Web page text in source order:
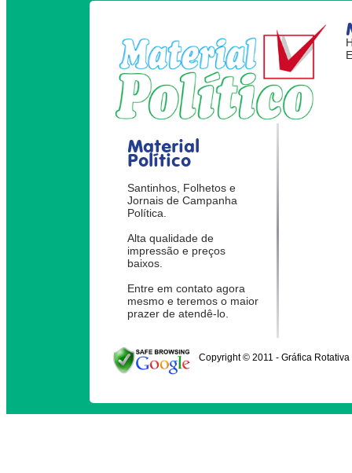
Material
Político
Santinhos, Folhetos e
Jornais de Campanha
Política.
Alta qualidade de
impressão e preços
baixos.
Entre em contato agora
mesmo e teremos o maior
prazer de atendê-lo.
Copyright © 2011 - Gráfica